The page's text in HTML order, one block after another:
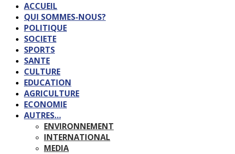
ACCUEIL
QUI SOMMES-NOUS?
POLITIQUE
SOCIETE
SPORTS
SANTE
CULTURE
EDUCATION
AGRICULTURE
ECONOMIE
AUTRES…
ENVIRONNEMENT
INTERNATIONAL
MEDIA